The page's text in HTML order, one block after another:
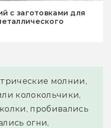
с заготовками для
молнии,
колокольчики,
пробивались
огни,